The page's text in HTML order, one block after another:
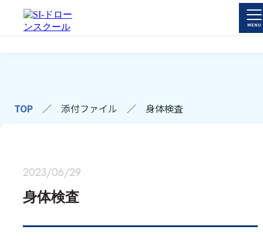
TOP ／ 添付ファイル ／ 身体検査
2023/06/29
身体検査